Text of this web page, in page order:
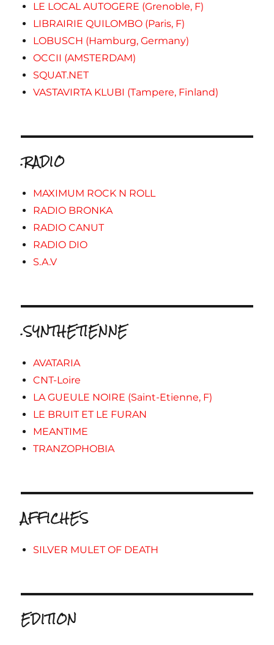
LE LOCAL AUTOGERE (Grenoble, F)
LIBRAIRIE QUILOMBO (Paris, F)
LOBUSCH (Hamburg, Germany)
OCCII (AMSTERDAM)
SQUAT.NET
VASTAVIRTA KLUBI (Tampere, Finland)
.RADIO
MAXIMUM ROCK N ROLL
RADIO BRONKA
RADIO CANUT
RADIO DIO
S.A.V
.SYNTHETIENNE
AVATARIA
CNT-Loire
LA GUEULE NOIRE (Saint-Etienne, F)
LE BRUIT ET LE FURAN
MEANTIME
TRANZOPHOBIA
AFFICHES
SILVER MULET OF DEATH
EDITION